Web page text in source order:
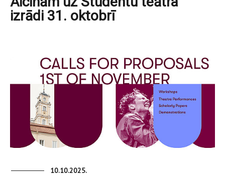
izrādi 31. oktobrī
10.10.2025.